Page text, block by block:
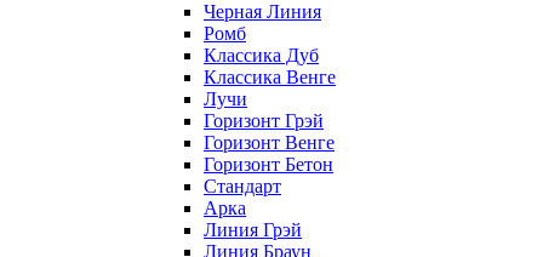
Черная Линия
Ромб
Классика Дуб
Классика Венге
Лучи
Горизонт Грэй
Горизонт Венге
Горизонт Бетон
Стандарт
Арка
Линия Грэй
Линия Браун